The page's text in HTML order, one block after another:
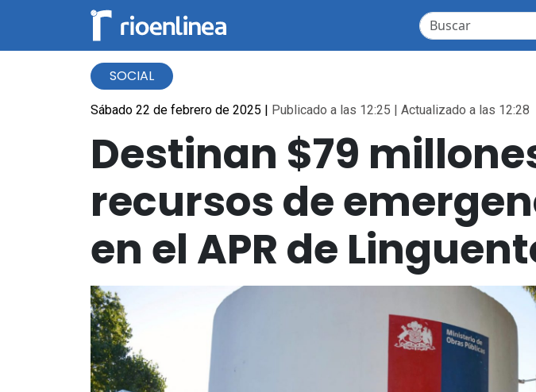
SOCIAL
Sábado 22 de febrero de 2025 | Publicado a las 12:25 | Actualizado a las 12:28
Destinan $79
recursos de
en el APR de